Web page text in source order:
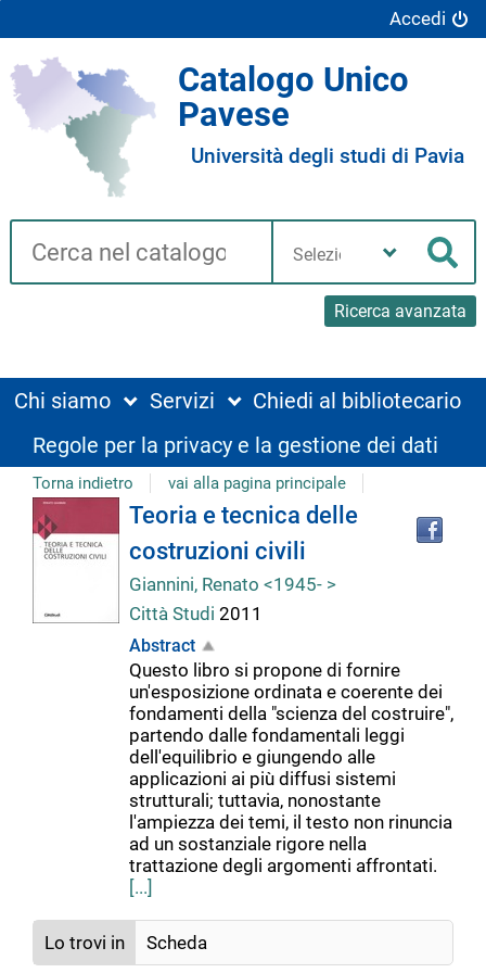
Accedi
Catalogo Unico
Pavese
Università degli studi di Pavia
Cerca su "Catalogo"
Ricerca avanzata
biblioteca
Chi siamo Servizi
Chiedi al bibliotecario
Regole per la privacy e la gestione dei dati
Torna indietro vai alla pagina principale
Dettaglio
documento
Teoria e tecnica delle
costruzioni civili
Giannini, Renato <1945- >
Città Studi 2011
Abstract
Questo libro si propone di fornire
un'esposizione ordinata e coerente dei
fondamenti della "scienza del costruire",
partendo dalle fondamentali leggi
dell'equilibrio e giungendo alle
applicazioni ai più diffusi sistemi
strutturali; tuttavia, nonostante
l'ampiezza dei temi, il testo non rinuncia
ad un sostanziale rigore nella
trattazione degli argomenti affrontati.
[...]
Lo trovi in Scheda